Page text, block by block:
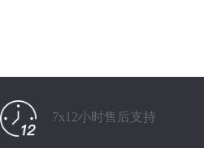
7x12小时售后支持